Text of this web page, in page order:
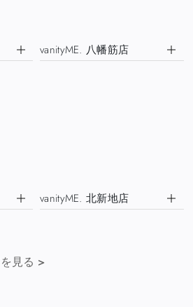
vanityME. 八幡筋店
vanityME. 北新地店
見る >